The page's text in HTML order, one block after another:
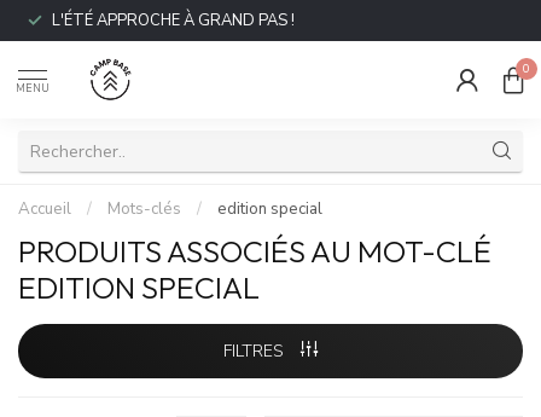
L'ÉTÉ APPROCHE À GRAND PAS !
MENU
0
Accueil / Mots-clés / edition special
PRODUITS ASSOCIÉS AU MOT-CLÉ
EDITION SPECIAL
FILTRES